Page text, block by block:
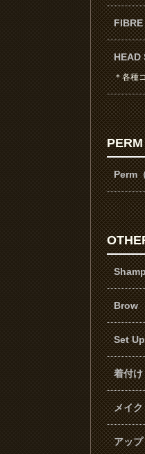
FIBRE
HEAD
＊各種
PERM
Perm
Brow
Set Up
着付け
メイク
アップ